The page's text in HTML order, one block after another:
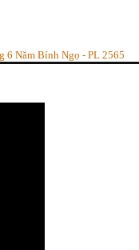
6 Năm Bính Ngọ - PL 2565